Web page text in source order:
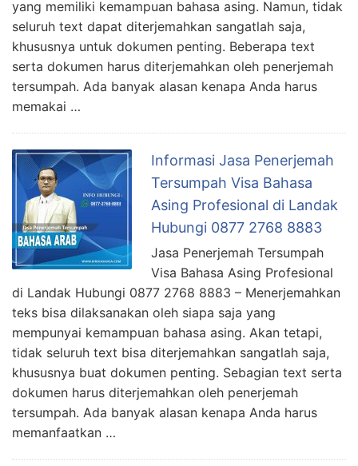
yang memiliki kemampuan bahasa asing. Namun, tidak
seluruh text dapat diterjemahkan sangatlah saja,
khususnya untuk dokumen penting. Beberapa text
serta dokumen harus diterjemahkan oleh penerjemah
tersumpah. Ada banyak alasan kenapa Anda harus
memakai …
Informasi Jasa Penerjemah
Tersumpah Visa Bahasa
Asing Profesional di Landak
Hubungi 0877 2768 8883
Jasa Penerjemah Tersumpah
Visa Bahasa Asing Profesional
di Landak Hubungi 0877 2768 8883 – Menerjemahkan
teks bisa dilaksanakan oleh siapa saja yang
mempunyai kemampuan bahasa asing. Akan tetapi,
tidak seluruh text bisa diterjemahkan sangatlah saja,
khususnya buat dokumen penting. Sebagian text serta
dokumen harus diterjemahkan oleh penerjemah
tersumpah. Ada banyak alasan kenapa Anda harus
memanfaatkan …